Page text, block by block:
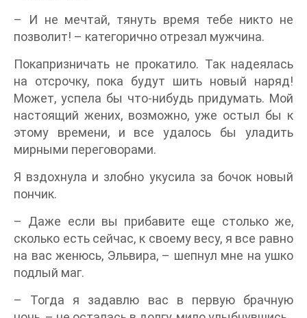
– И не мечтай, тянуть время тебе никто не
позволит! – категорично отрезал мужчина.
Покапризничать не прокатило. Так надеялась
на отсрочку, пока будут шить новый наряд!
Может, успела бы что-нибудь придумать. Мой
настоящий жених, возможно, уже остыл бы к
этому времени, и все удалось бы уладить
мирными переговорами.
Я вздохнула и злобно укусила за бочок новый
пончик.
– Даже если вы прибавите еще столько же,
сколько есть сейчас, к своему весу, я все равно
на вас женюсь, Эльвира, – шепнул мне на ушко
подлый маг.
– Тогда я задавлю вас в первую брачную